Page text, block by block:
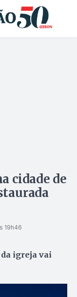
cidade de
19h46
da igreja vai